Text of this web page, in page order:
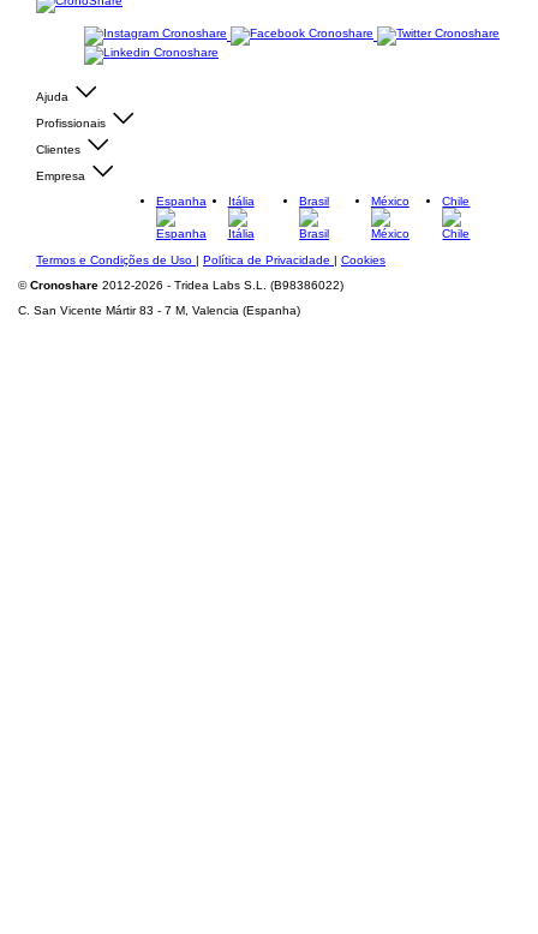
Ajuda
Profissionais
Clientes
Empresa
Espanha
Itália Brasil México Chile
Termos e Condições de Uso | Política de Privacidade | Cookies
©Cronoshare 2012-2026 - Tridea Labs S.L. (B98386022)
C. San Vicente Mártir 83 - 7 M, Valencia (Espanha)